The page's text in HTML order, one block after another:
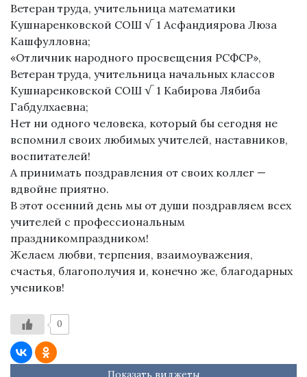
Ветеран труда, учительница математики
Кушнаренковской СОШ √ 1 Асфандиярова Люза
Кашфулловна;
«Отличник народного просвещения РСФСР»,
Ветеран труда, учительница начальных классов
Кушнаренковской СОШ √ 1 Кабирова Лябиба
Габдулхаевна;
Нет ни одного человека, который бы сегодня не
вспомнил своих любимых учителей, наставников,
воспитателей!
А принимать поздравления от своих коллег —
вдвойне приятно.
B этот осенний день мы от души поздравляем всех
учителей с профессиональным
праздникомпраздником!
Желаем любви, терпения, взаимоуважения,
счастья, благополучия и, конечно же, благодарных
учеников!
0
Показать виджеты